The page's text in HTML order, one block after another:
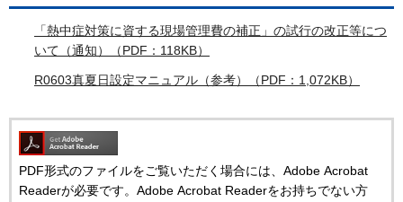
「熱中症対策に資する現場管理費の補正」の試行の改正等につ
いて（通知）（PDF：118KB）
R0603真夏日設定マニュアル（参考）（PDF：1,072KB）
PDF形式のファイルをご覧いただく場合には、Adobe Acrobat
Readerが必要です。Adobe Acrobat Readerをお持ちでない方